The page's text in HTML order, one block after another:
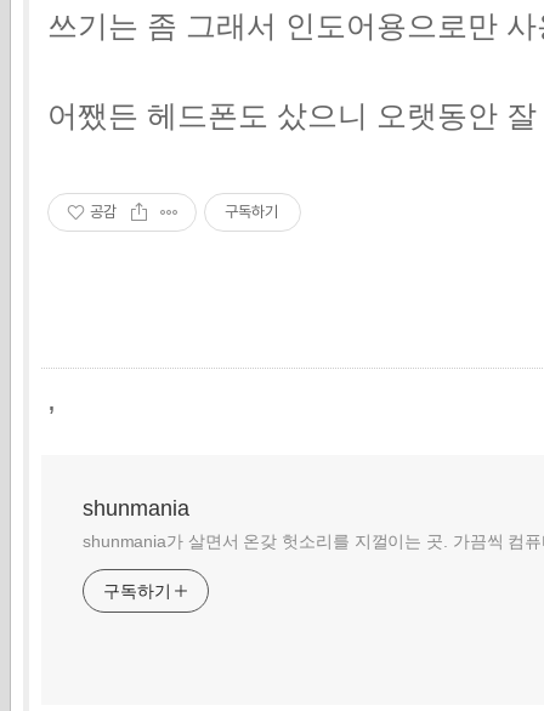
쓰기는 좀 그래서 인도어용으로만
어쨌든 헤드폰도 샀으니 오랫동안
공감 구독하기
,
shunmania
shunmania가 살면서 온갖 헛소리를 지껄이는 곳. 가끔씩 컴
구독하기